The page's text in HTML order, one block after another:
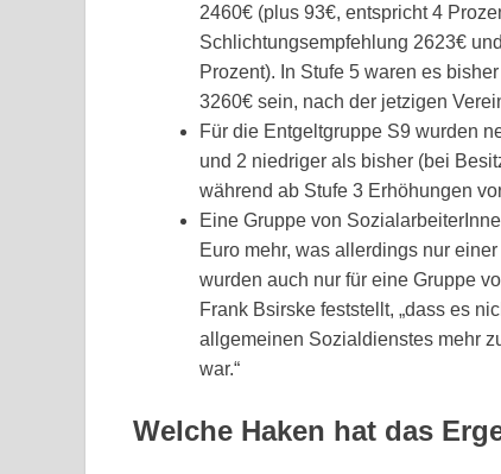
2460€ (plus 93€, entspricht 4
Schlichtungsempfehlung 2623€
Prozent). In Stufe 5 waren es
3260€ sein, nach der jetzigen
Für die Entgeltgruppe S9 wurden
und 2 niedriger als bisher (bei
während ab Stufe 3 Erhöhungen
Eine Gruppe von
Euro mehr, was allerdings nur
wurden auch nur für eine Gruppe
Frank Bsirske feststellt, „dass es
allgemeinen Sozialdienstes mehr
war.“
Welche Haken hat das